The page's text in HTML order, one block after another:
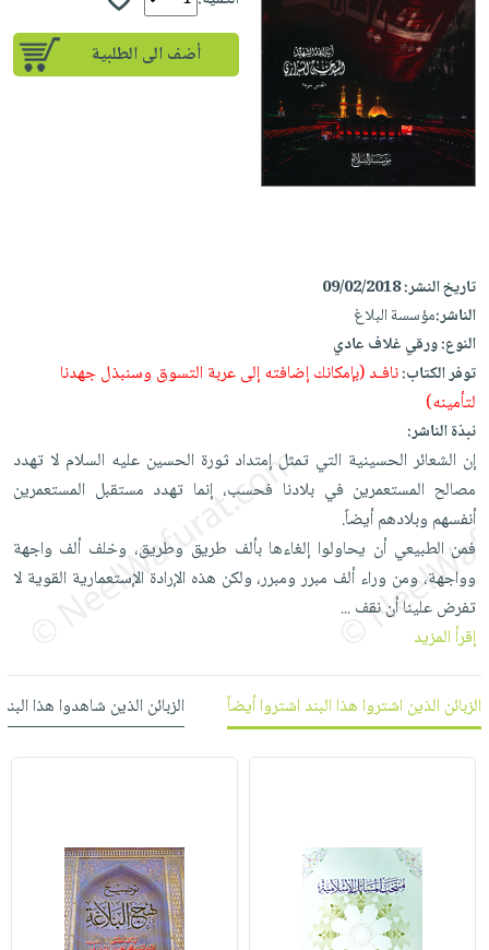
إختياراتنا
كتب
أكاديمية
صندوق
القراءة
English
iKitab
بلا
حدود
أسئلة
يتكرر
طرحها
على
Android
تحميل
iKitab
على
Apple
أسئلة
يتكرر
طرحها
تحميل
masmu3
على
Android
على
Apple
المواضيع
الأكثر
مبيعاً
إختياراتنا
تعليمية
جوائز
تعليمية
الصحة
والعناية
الشخصية
جديد
العناية
الشخصية
العناية
وتصفيف
الشعر
العناية
بالجسم
العناية
بالأسنان
الحمية
والتغذية
والسفرة
جديد
الكل
أواني
الطهي
أدوات
الخبز
أدوات
المائدة
الأوعية
والتخزين
أدوات
المطبخ
متجر
الهدايا
أقسام
الأكثر
مبيعاً
العودة
للمدارس
اكسسوارات
اكسسوارات
منزلية
اكسسوارات
حقائب
عناية
شحن
مجاني
بنود
مختارة
اشتراكات
صندوق
القراءة
حدود
بحث
متقدم
عن
سياسة
حسابك
أضف الى الطلبية
تاريخ النشر:09/02/2018
الناشر:مؤسسة البلاغ
النوع:ورقي غلاف عادي
توفر الكتاب:نافـد (بإمكانك إضافته إلى عربة التسوق وسنبذل جهدنا
لتأمينه)
نبذة الناشر:
إن الشعائر الحسينية التي تمثل إمتداد ثورة الحسين عليه السلام لا تهدد
مصالح المستعمرين في بلادنا فحسب، إنما تهدد مستقبل المستعمرين
أنفسهم وبلادهم أيضاً.
فمن الطبيعي أن يحاولوا إلغاءها بألف طريق وطريق، وخلف ألف واجهة
وواجهة، ومن وراء ألف مبرر ومبرر، ولكن هذه الإرادة الإستعمارية القوية لا
تفرض علينا أن نقف...
إقرأ المزيد
الزبائن الذين اشتروا هذا البند اشتروا أيضاً الزبائن الذين شاهدوا هذا